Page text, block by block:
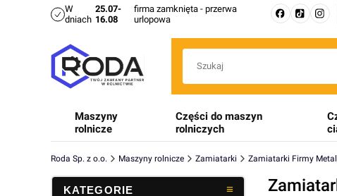
W
dniach
25.07-
16.08
firma zamknięta - przerwa
urlopowa
Maszyny
rolnicze
Części do maszyn
rolniczych
Roda Sp. z o.o. Maszyny rolnicze Zamiatarki Zamiatarki Firmy